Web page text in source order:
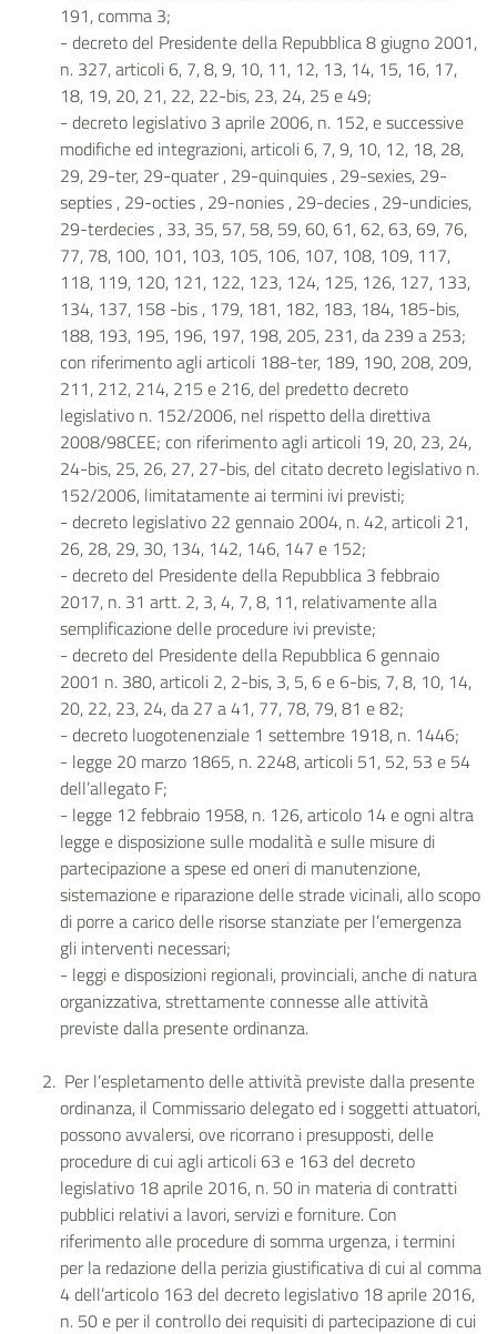
191, comma 3;
- decreto del Presidente della Repubblica 8 giugno 2001,
n. 327, articoli 6, 7, 8, 9, 10, 11, 12, 13, 14, 15, 16, 17,
18, 19, 20, 21, 22, 22-bis, 23, 24, 25 e 49;
- decreto legislativo 3 aprile 2006, n. 152, e successive
modifiche ed integrazioni, articoli 6, 7, 9, 10, 12, 18, 28,
29, 29-ter, 29-quater , 29-quinquies , 29-sexies, 29-
septies , 29-octies , 29-nonies , 29-decies , 29-undicies,
29-terdecies , 33, 35, 57, 58, 59, 60, 61, 62, 63, 69, 76,
77, 78, 100, 101, 103, 105, 106, 107, 108, 109, 117,
118, 119, 120, 121, 122, 123, 124, 125, 126, 127, 133,
134, 137, 158 -bis , 179, 181, 182, 183, 184, 185-bis,
188, 193, 195, 196, 197, 198, 205, 231, da 239 a 253;
con riferimento agli articoli 188-ter, 189, 190, 208, 209,
211, 212, 214, 215 e 216, del predetto decreto
legislativo n. 152/2006, nel rispetto della direttiva
2008/98CEE; con riferimento agli articoli 19, 20, 23, 24,
24-bis, 25, 26, 27, 27-bis, del citato decreto legislativo n.
152/2006, limitatamente ai termini ivi previsti;
- decreto legislativo 22 gennaio 2004, n. 42, articoli 21,
26, 28, 29, 30, 134, 142, 146, 147 e 152;
- decreto del Presidente della Repubblica 3 febbraio
2017, n. 31 artt. 2, 3, 4, 7, 8, 11, relativamente alla
semplificazione delle procedure ivi previste;
- decreto del Presidente della Repubblica 6 gennaio
2001 n. 380, articoli 2, 2-bis, 3, 5, 6 e 6-bis, 7, 8, 10, 14,
20, 22, 23, 24, da 27 a 41, 77, 78, 79, 81 e 82;
- decreto luogotenenziale 1 settembre 1918, n. 1446;
- legge 20 marzo 1865, n. 2248, articoli 51, 52, 53 e 54
dell’allegato F;
- legge 12 febbraio 1958, n. 126, articolo 14 e ogni altra
legge e disposizione sulle modalità e sulle misure di
partecipazione a spese ed oneri di manutenzione,
sistemazione e riparazione delle strade vicinali, allo scopo
di porre a carico delle risorse stanziate per l’emergenza
gli interventi necessari;
- leggi e disposizioni regionali, provinciali, anche di natura
organizzativa, strettamente connesse alle attività
previste dalla presente ordinanza.
Per l’espletamento delle attività previste dalla presente
ordinanza, il Commissario delegato ed i soggetti attuatori,
possono avvalersi, ove ricorrano i presupposti, delle
procedure di cui agli articoli 63 e 163 del decreto
legislativo 18 aprile 2016, n. 50 in materia di contratti
pubblici relativi a lavori, servizi e forniture. Con
riferimento alle procedure di somma urgenza, i termini
per la redazione della perizia giustificativa di cui al comma
4 dell’articolo 163 del decreto legislativo 18 aprile 2016,
n. 50 e per il controllo dei requisiti di partecipazione di cui